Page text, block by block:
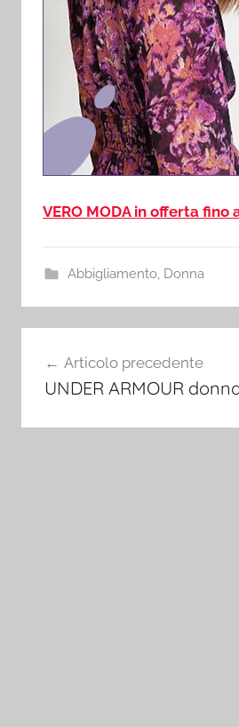
VERO MODA in offerta fino
Abbigliamento, Donna
articoli
Articolo precedente
UNDER ARMOUR